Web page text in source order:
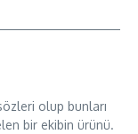
olup bunları
bir ekibin ürünü.